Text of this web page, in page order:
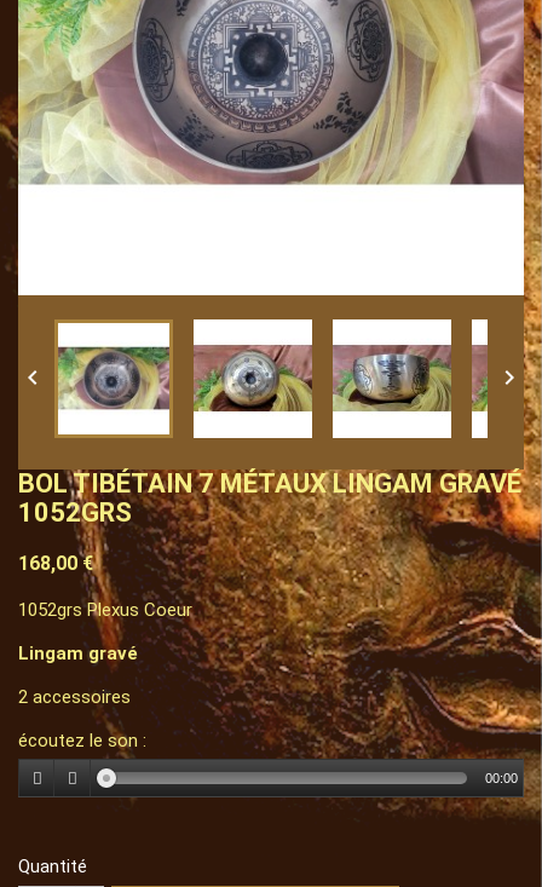
 
BOL TIBÉTAIN 7 MÉTAUX LINGAM GRAVÉ
1052GRS
168,00 €
1052grs Plexus Coeur
Lingam gravé
2 accessoires
écoutez le son :
00:00
Quantité